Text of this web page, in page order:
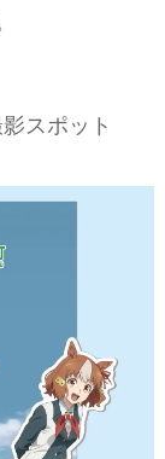
スポット